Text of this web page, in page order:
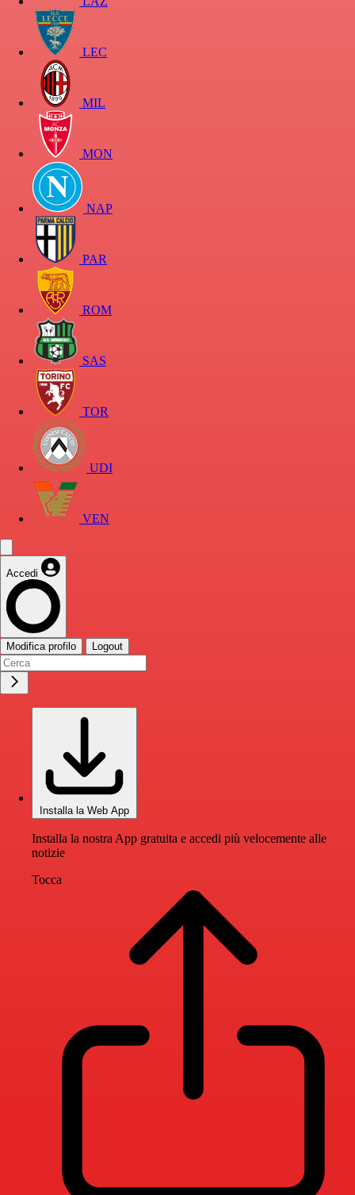
LEC
MIL
MON
NAP
PAR
ROM
SAS
TOR
UDI
VEN
Accedi
Modifica profilo Logout
Installa la Web App
Installa la nostra App gratuita e accedi più velocemente alle
notizie
Tocca